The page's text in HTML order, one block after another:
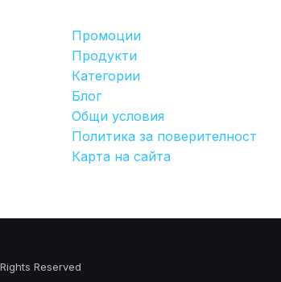
Промоции
Продукти
Категории
Блог
Общи условия
Политика за поверителност
Карта на сайта
Reserved